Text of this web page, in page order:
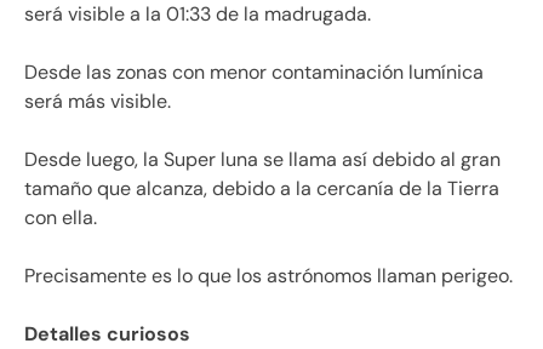
será visible a la 01:33 de la madrugada.
Desde las zonas con menor contaminación lumínica
será más visible.
Desde luego, la Super luna se llama así debido al gran
tamaño que alcanza, debido a la cercanía de la Tierra
con ella.
Precisamente es lo que los astrónomos llaman perigeo.
Detalles curiosos